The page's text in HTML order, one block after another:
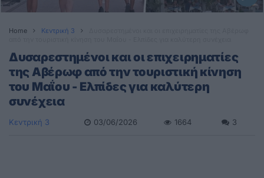
Home Κεντρική 3
Δυσαρεστημένοι και οι επιχειρηματίες
της Αβέρωφ από την τουριστική κίνηση
του Μαΐου - Ελπίδες για καλύτερη
συνέχεια
Κεντρική 3 03/06/2026 1664 3